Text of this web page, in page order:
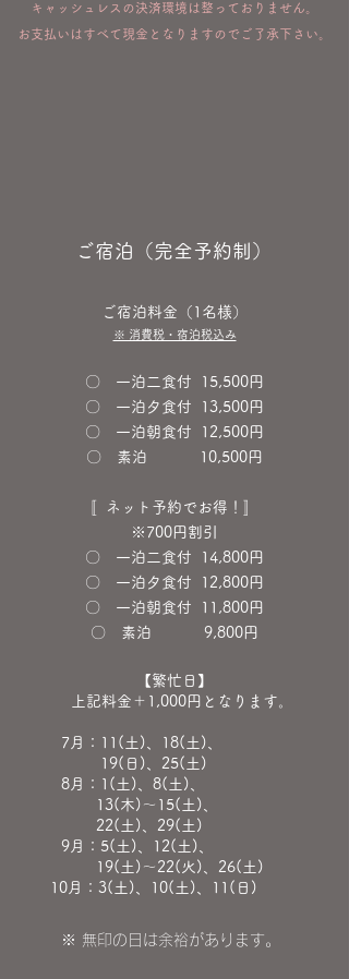
キャッシュレスの​決済環境は整っておりません。
お支払いはすべて現金となりますのでご了承下さい。
​ご宿泊（完全予約制）
ご宿泊料金（1名様）
※ 消費税・宿泊税込み
〇 一泊二食付 15,500円
〇 一泊夕食付 13,500円
〇 一泊朝食付 12,500円
〇 素泊 10,500円
​〚ネット予約でお得！〛
※700円割引
〇 一泊二食付 14,800円
〇 一泊夕食付 12,800円
〇 一泊朝食付 11,800円
〇 素泊 9,800円
【繁忙日】
上記料金＋1,000円となります。
7月：11(土)、18(土)、
19(日)、25(土)
8月：1(土)、8(土)、
13(木)～15(土)、
22(土)、29(土)
9月：5(土)、12(土)、
19(土)～22(火)、26(土)
10月：3(土)、10(土)、11(日)
​※ 無印の日は余裕があります。